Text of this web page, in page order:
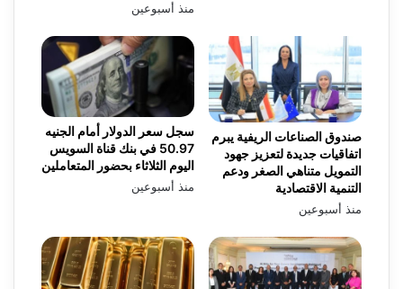
منذ أسبوعين
سجل سعر الدولار أمام الجنيه
50.97 في بنك قناة السويس
اليوم الثلاثاء بحضور المتعاملين
منذ أسبوعين
صندوق الصناعات الريفية يبرم
اتفاقيات جديدة لتعزيز جهود
التمويل متناهي الصغر ودعم
التنمية الاقتصادية
منذ أسبوعين